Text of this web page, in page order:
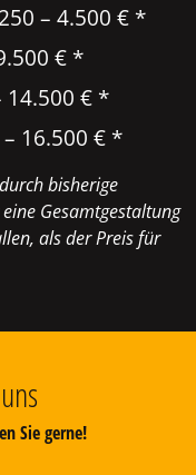
– 4.500 € *
€ *
14.500 € *
16.500 € *
bisherige
Gesamtgestaltung
als der Preis für
Sie gerne!